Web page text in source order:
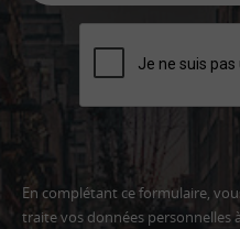
En complétant ce formulaire,
traite vos données personnelles